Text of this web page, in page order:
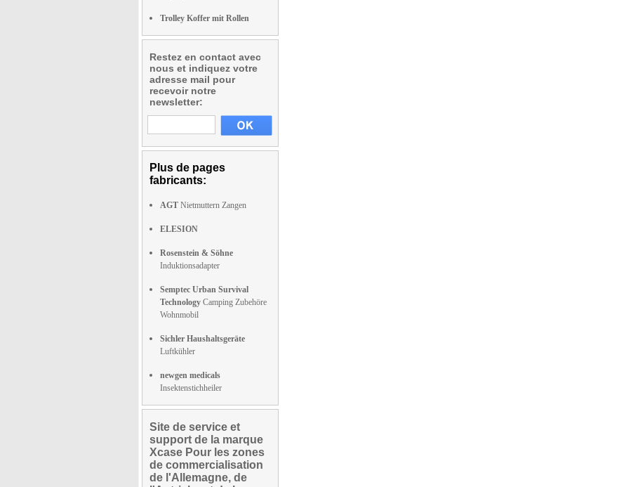
Trolley Koffer mit Rollen
Restez en contact avec
nous et indiquez votre
adresse mail pour
recevoir notre
newsletter:
Plus de pages
fabricants:
AGT Nietmuttern Zangen
ELESION
Rosenstein & Söhne
Induktionsadapter
Semptec Urban Survival
Technology Camping Zubehöre
Wohnmobil
Sichler Haushaltsgeräte
Luftkühler
newgen medicals
Insektenstichheiler
Site de service et
support de la marque
Xcase Pour les zones
de commercialisation
de l'Allemagne, de